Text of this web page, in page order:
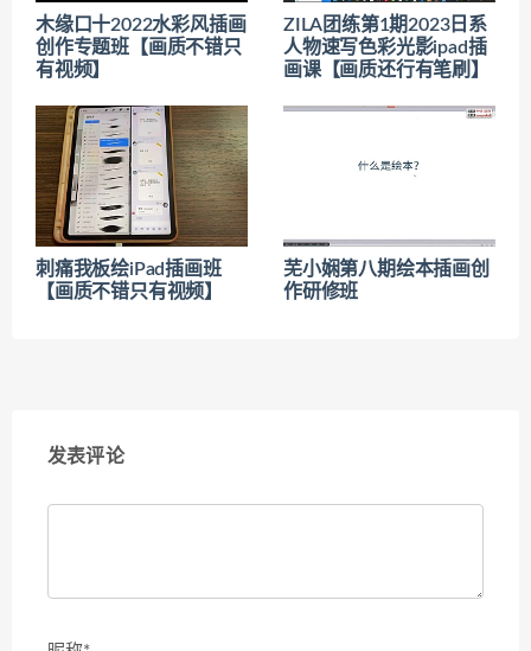
木缘口十2022水彩风插画
创作专题班【画质不错只
有视频】
ZILA团练第1期2023日系
人物速写色彩光影ipad插
画课【画质还行有笔刷】
刺痛我板绘iPad插画班
【画质不错只有视频】
芜小娴第八期绘本插画创
作研修班
发表评论